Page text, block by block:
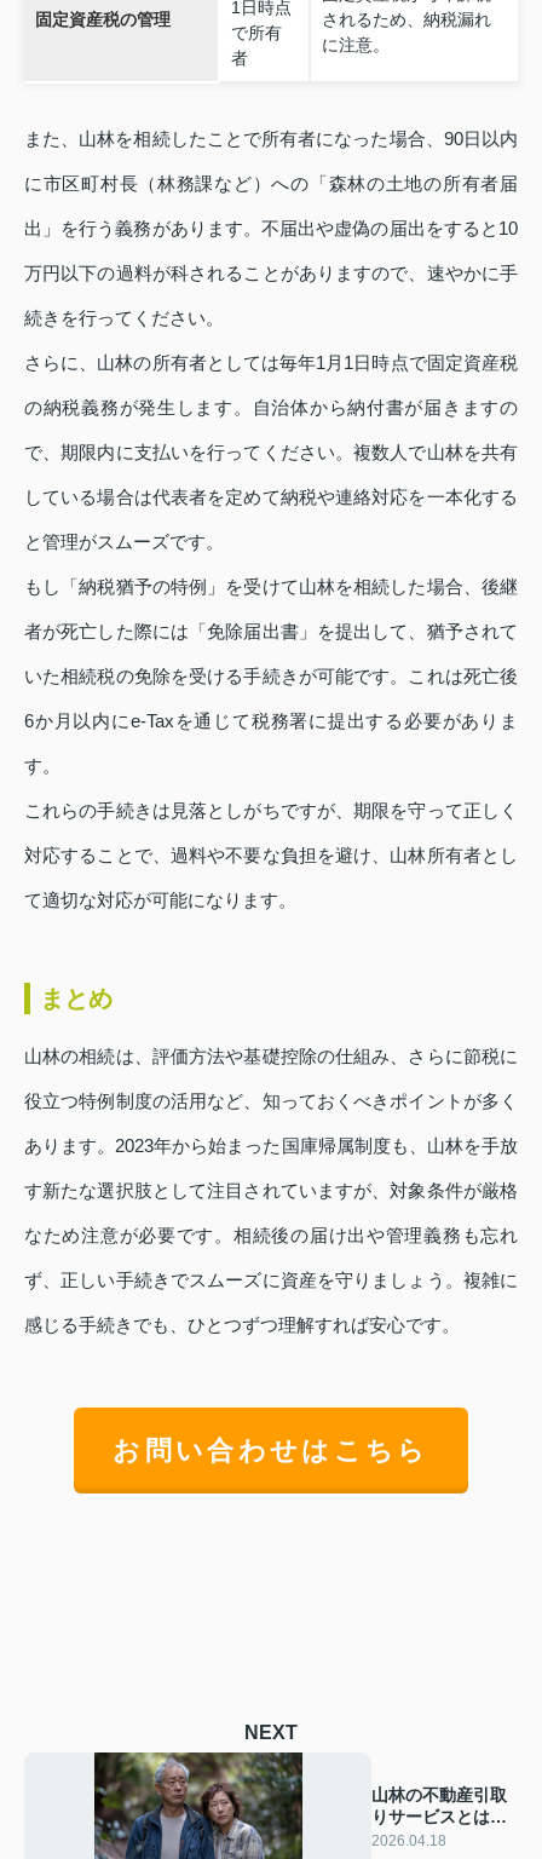
固定資産税の管理
1日時点
で所有
者
されるため、納税漏れ
に注意。
また、山林を相続したことで所有者になった場合、90日以内
に市区町村長（林務課など）への「森林の土地の所有者届
出」を行う義務があります。不届出や虚偽の届出をすると10
万円以下の過料が科されることがありますので、速やかに手
続きを行ってください。
さらに、山林の所有者としては毎年1月1日時点で固定資産税
の納税義務が発生します。自治体から納付書が届きますの
で、期限内に支払いを行ってください。複数人で山林を共有
している場合は代表者を定めて納税や連絡対応を一本化する
と管理がスムーズです。
もし「納税猶予の特例」を受けて山林を相続した場合、後継
者が死亡した際には「免除届出書」を提出して、猶予されて
いた相続税の免除を受ける手続きが可能です。これは死亡後
6か月以内にe‑Taxを通じて税務署に提出する必要がありま
す。
これらの手続きは見落としがちですが、期限を守って正しく
対応することで、過料や不要な負担を避け、山林所有者とし
て適切な対応が可能になります。
まとめ
山林の相続は、評価方法や基礎控除の仕組み、さらに節税に
役立つ特例制度の活用など、知っておくべきポイントが多く
あります。2023年から始まった国庫帰属制度も、山林を手放
す新たな選択肢として注目されていますが、対象条件が厳格
なため注意が必要です。相続後の届け出や管理義務も忘れ
ず、正しい手続きでスムーズに資産を守りましょう。複雑に
感じる手続きでも、ひとつずつ理解すれば安心です。
お問い合わせはこちら
NEXT
山林の不動産引取
りサービスとは？
費用や手順を検討
2026.04.18